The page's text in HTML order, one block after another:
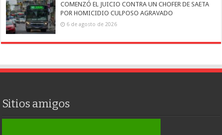
COMENZÓ EL JUICIO CONTRA UN CHOFER DE SAETA
POR HOMICIDIO CULPOSO AGRAVADO
6 de agosto de 2026
Sitios amigos